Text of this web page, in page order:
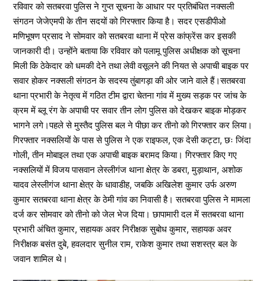
रविवार को सतबरवा पुलिस ने गुप्त सूचना के आधार पर प्रतिबंधित नक्सली
संगठन जेजेएमपी के तीन सदयों को गिरफ्तार किया है। सदर एसडीपीओ
मणिभूषण प्रसाद ने सोमवार को सतबरवा थाना में प्रेस कांफ्रेंस कर इसकी
जानकारी दी। उन्होंने बताया कि रविवार को पलामू पुलिस अधीक्षक को सूचना
मिली कि ठेकेदार को धमकी देने तथा लेवी वसूलने की नियत से अपाची बाइक पर
सवार होकर नक्सली संगठन के सदस्य तुंबागड़ा की ओर जाने वाले हैं।सतबरवा
थाना प्रभारी के नेतृत्व में गठित टीम द्वारा चेतना गांव में मुख्य सड़क पर जांच के
क्रम में ब्लू रंग के अपाची पर सवार तीन लोग पुलिस को देखकर बाइक मोड़कर
भागने लगे।पहले से मुस्तैद पुलिस बल ने पीछा कर तीनो को गिरफ्तार कर लिया।
गिरफ्तार नक्सलियों के पास से पुलिस ने एक राइफल, एक देसी कट्टा, छः जिंदा
गोली, तीन मोबाइल तथा एक अपाची बाइक बरामद किया। गिरफ्तार किए गए
नक्सलियों में विजय पासवान लेस्लीगंज थाना क्षेत्र के डबरा, मुड़ाथान, अशोक
यादव लेस्लीगंज थाना क्षेत्र के धावाडीह, जबकि अखिलेश कुमार उर्फ अरुण
कुमार सतबरवा थाना क्षेत्र के ठेमी गांव का निवासी है। सतबरवा पुलिस ने मामला
दर्ज कर सोमवार को तीनो को जेल भेज दिया। छापामारी दल में सतबरवा थाना
प्रभारी अंचित कुमार, सहायक अवर निरीक्षक सुबोध कुमार, सहायक अवर
निरीक्षक बसंत दुबे, हवलदार सुनील राम, राकेश कुमार तथा सशस्त्र बल के
जवान शामिल थे।